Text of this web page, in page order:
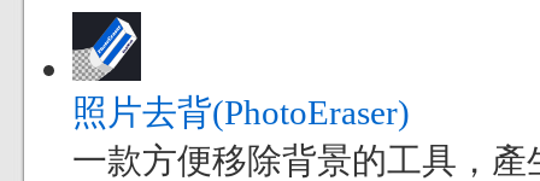
照片去背(PhotoEraser)
一款方便移除背景的工具，